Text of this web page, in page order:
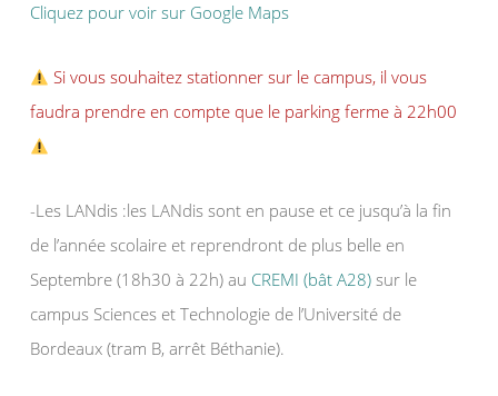
Cliquez pour voir sur Google Maps
Si vous souhaitez stationner sur le campus, il vous
faudra prendre en compte que le parking ferme à 22h00
-Les LANdis :les LANdis sont en pause et ce jusqu’à la fin
de l’année scolaire et reprendront de plus belle en
Septembre (18h30 à 22h) au CREMI (bât A28) sur le
campus Sciences et Technologie de l’Université de
Bordeaux (tram B, arrêt Béthanie).